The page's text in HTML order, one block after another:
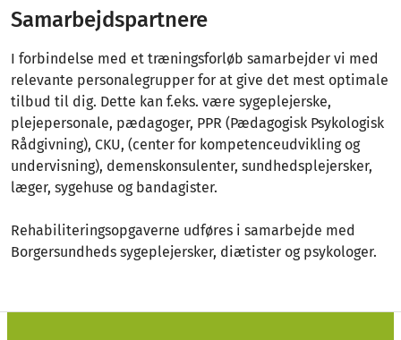
Samarbejdspartnere
I forbindelse med et træningsforløb samarbejder vi med
relevante personalegrupper for at give det mest optimale
tilbud til dig. Dette kan f.eks. være sygeplejerske,
plejepersonale, pædagoger, PPR (Pædagogisk Psykologisk
Rådgivning), CKU, (center for kompetenceudvikling og
undervisning), demenskonsulenter, sundhedsplejersker,
læger, sygehuse og bandagister.
Rehabiliteringsopgaverne udføres i samarbejde med
Borgersundheds sygeplejersker, diætister og psykologer.